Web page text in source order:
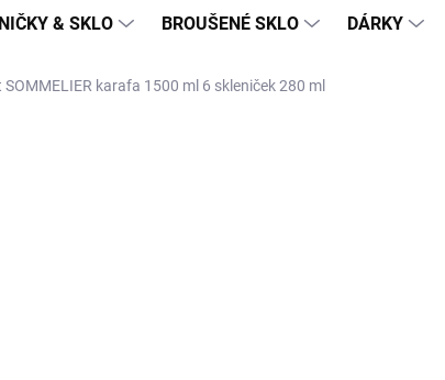
& SKLO BROUŠENÉ SKLO DÁRKY
SOMMELIER karafa 1500 ml 6 skleniček 280 ml